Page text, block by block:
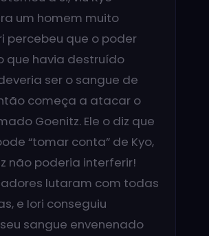
um homem muito
percebeu que o poder
que havia destruído
ser o sangue de
começa a atacar o
Goenitz. Ele o diz que
“tomar conta” de Kyo,
não poderia interferir!
lutaram com todas
e Iori conseguiu
sangue envenenado